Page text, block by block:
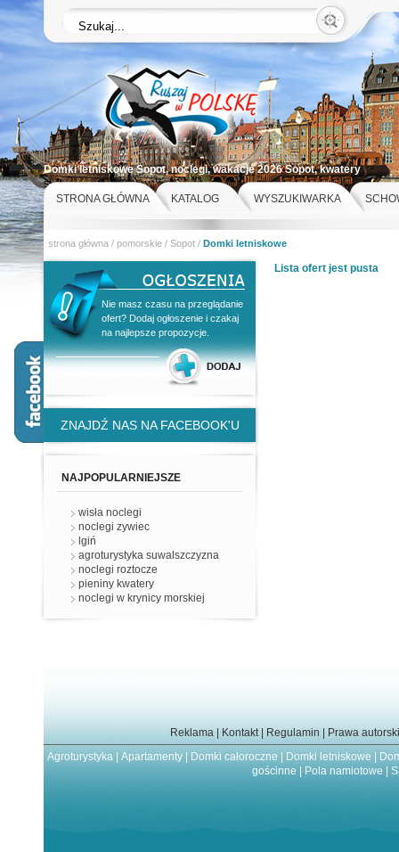
Domki letniskowe Sopot, noclegi, wakacje 2026 Sopot, kwatery
st
STRONA GŁÓWNA
KATALOG WYSZUKIWARKA
strona główna / pomorskie / Sopot / Domki letniskowe
Nie masz czasu na przeglądanie
ofert? Dodaj ogłoszenie i czakaj
na najlepsze propozycje.
ZNAJDŹ NAS NA FACEBOOK'U
NAJPOPULARNIEJSZE
wisła noclegi
noclegi zywiec
lgiń
agroturystyka suwalszczyzna
noclegi roztocze
pieniny kwatery
noclegi w krynicy morskiej
Lista ofert jest pusta
Reklama Kontakt| Regulamin
Prawa
Agroturystyka
Apartamenty Domki całoroczne Domki letniskowe
gościnne
Pola namiotowe